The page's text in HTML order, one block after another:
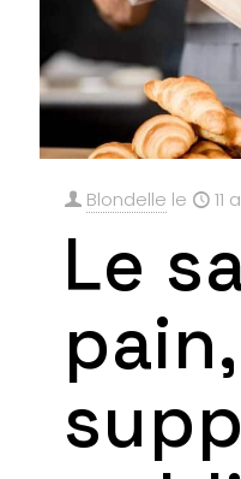
Blondelle le 11
Le